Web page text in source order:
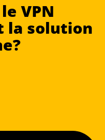
VPN
la solution